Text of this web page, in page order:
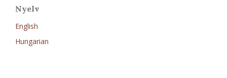
Nyelv
English
Hungarian